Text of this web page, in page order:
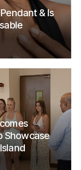
& Is
Showcase